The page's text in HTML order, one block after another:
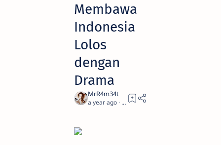
Membawa
Indonesia
Lolos
dengan
Drama
a year ago 2